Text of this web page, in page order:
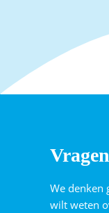
We denken
wilt weten